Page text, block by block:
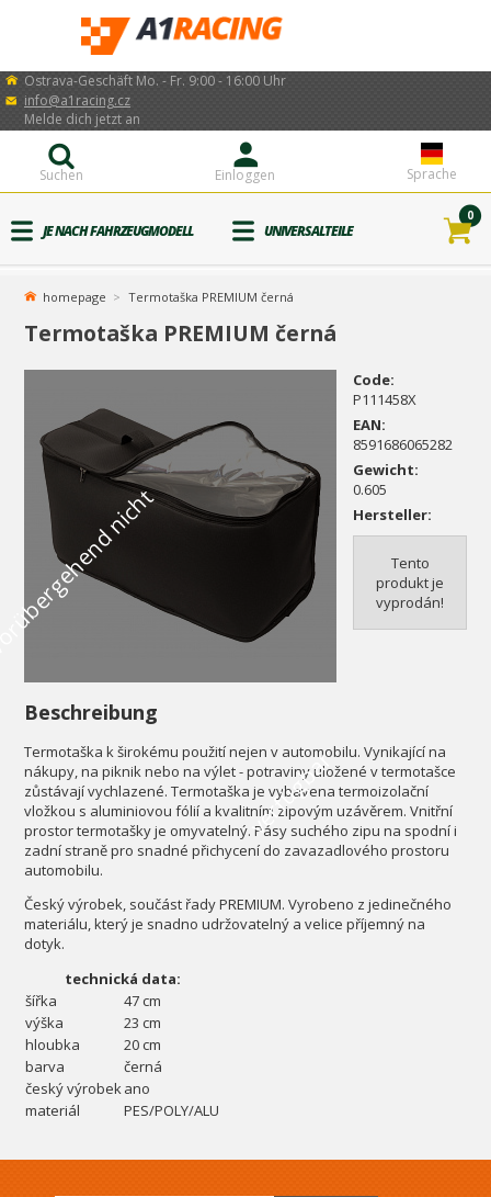
Ostrava-Geschäft Mo. - Fr. 9:00 - 16:00 Uhr
info@a1racing.cz
Sprache
Einloggen
Melde dich jetzt an
Suchen
JE NACH FAHRZEUGMODELL UNIVERSALTEILE
0
homepage Termotaška PREMIUM černá
Termotaška PREMIUM černá
r
Code:
P111458X
EAN:
8591686065282
Gewicht:
0.605
Hersteller:
Tento
produkt je
vyprodán!
Beschreibung
Termotaška k širokému použití nejen v automobilu. Vynikající na
nákupy, na piknik nebo na výlet - potraviny uložené v termotašce
zůstávají vychlazené. Termotaška je vybavena termoizolační
vložkou s aluminiovou fólií a kvalitním zipovým uzávěrem. Vnitřní
prostor termotašky je omyvatelný. Pásy suchého zipu na spodní i
zadní straně pro snadné přichycení do zavazadlového prostoru
automobilu.
Český výrobek, součást řady PREMIUM. Vyrobeno z jedinečného
materiálu, který je snadno udržovatelný a velice příjemný na
dotyk.
technická data:
šířka
47 cm
výška
23 cm
hloubka
20 cm
barva
černá
český výrobekano
materiál
PES/POLY/ALU